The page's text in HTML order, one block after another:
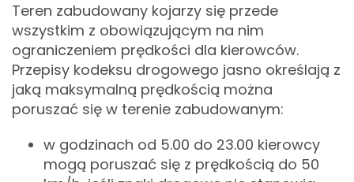
Teren zabudowany kojarzy się przede
wszystkim z obowiązującym na nim
ograniczeniem prędkości dla kierowców.
Przepisy kodeksu drogowego jasno określają z
jaką maksymalną prędkością można
poruszać się w terenie zabudowanym:
w godzinach od 5.00 do 23.00 kierowcy
mogą poruszać się z prędkością do 50